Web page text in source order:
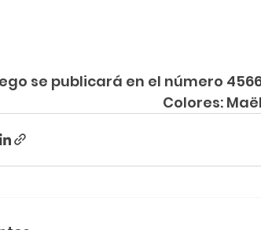
se publicará en el número
Colores: